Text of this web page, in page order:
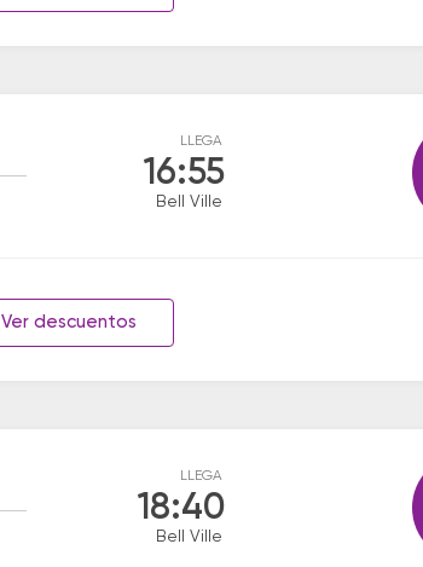
LLEGA
16:55
Bell Ville
Ver descuentos
LLEGA
18:40
Bell Ville